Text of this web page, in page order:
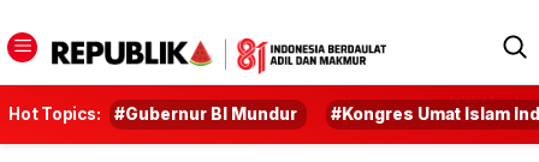
Hot Topics: #Gubernur BI Mundur #Kongres Umat Islam